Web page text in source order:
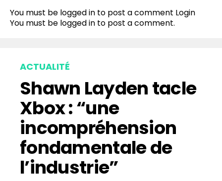
You must be logged in to post a comment Login
You must be logged in to post a comment.
ACTUALITÉ
Shawn Layden tacle
Xbox : “une
incompréhension
fondamentale de
l’industrie”